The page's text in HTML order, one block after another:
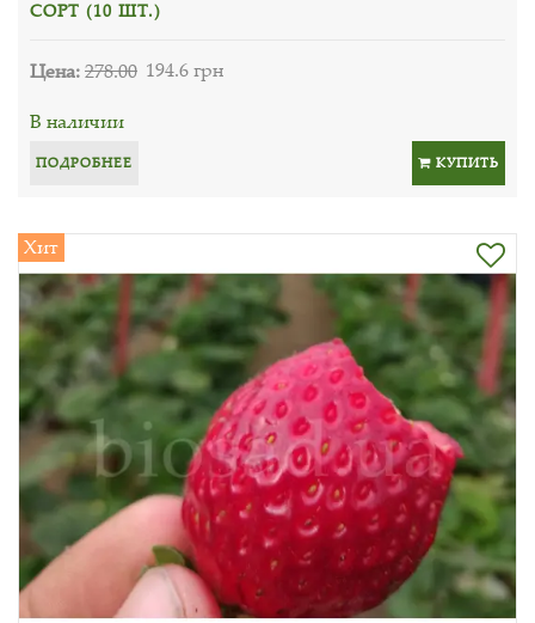
СОРТ (10 ШТ.)
Цена:278.00 194.6 грн
В наличии
ПОДРОБНЕЕ КУПИТЬ
Хит